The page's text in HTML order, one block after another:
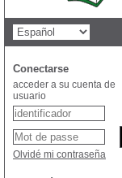
Conectarse
acceder a su cuenta de
usuario
Olvidé mi contraseña